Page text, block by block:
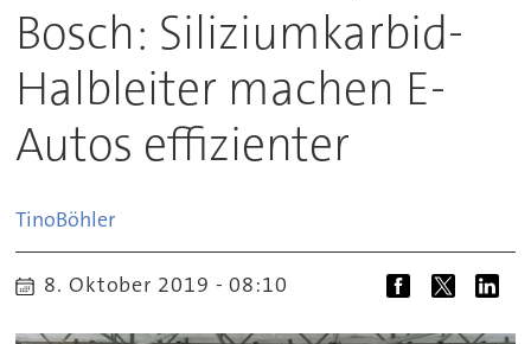
Bosch: Siliziumkarbid-
Halbleiter machen E-
Autos effizienter
TinoBöhler
8. Oktober 2019 - 08:10